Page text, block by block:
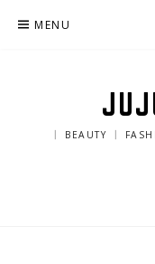
MENU
｜ BEAUTY ｜